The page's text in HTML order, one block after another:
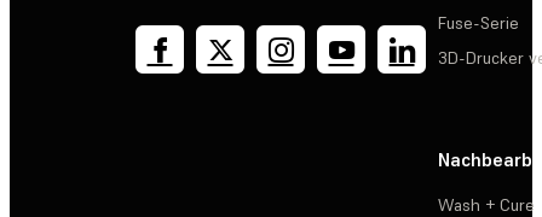
Fuse-Serie
3D-Drucker
Wash + Cure